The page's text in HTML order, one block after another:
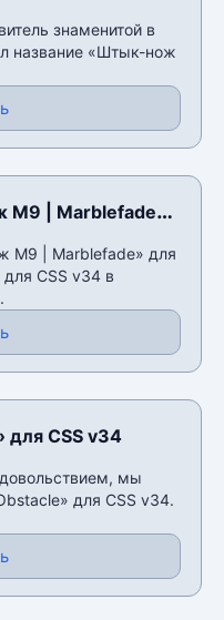
знаменитой в
название «Штык-нож
| Marblefade»
M9 | Marblefade» для
для CSS v34 в
CSS v34
мы
для CSS v34.